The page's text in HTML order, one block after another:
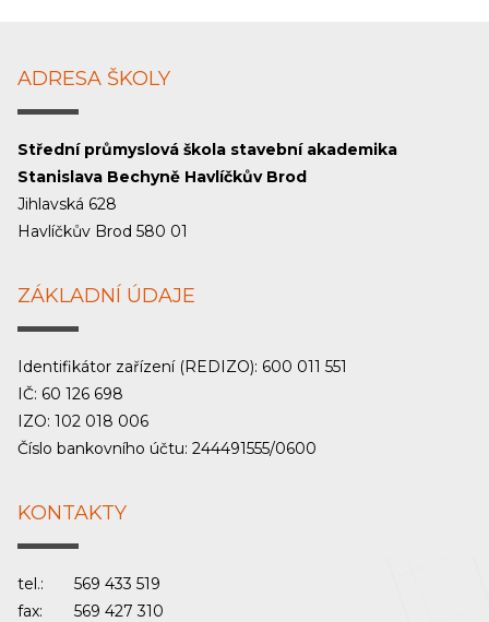
ADRESA ŠKOLY
Střední průmyslová škola stavební akademika
Stanislava Bechyně Havlíčkův Brod
Jihlavská 628
Havlíčkův Brod 580 01
ZÁKLADNÍ ÚDAJE
Identifikátor zařízení (REDIZO): 600 011 551
IČ: 60 126 698
IZO: 102 018 006
Číslo bankovního účtu: 244491555/0600
KONTAKTY
tel.:
569 433 519
fax:
569 427 310